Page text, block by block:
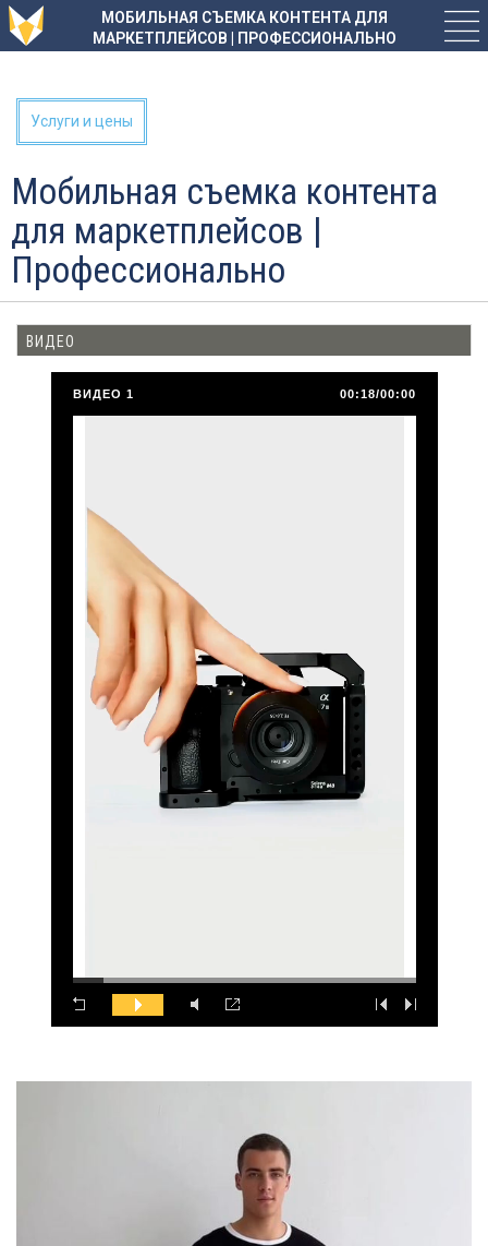
МОБИЛЬНАЯ СЪЕМКА КОНТЕНТА ДЛЯ
МАРКЕТПЛЕЙСОВ | ПРОФЕССИОНАЛЬНО
Услуги и цены
Мобильная съемка контента
для маркетплейсов |
Профессионально
ВИДЕО
ВИДЕО 1 00:18/00:00